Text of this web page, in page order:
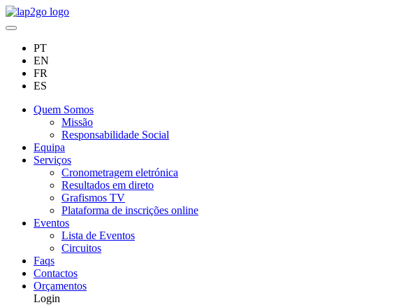
PT
EN
FR
ES
Quem Somos
Missão
Responsabilidade Social
Equipa
Serviços
Cronometragem eletrónica
Resultados em direto
Grafismos TV
Plataforma de inscrições online
Eventos
Lista de Eventos
Circuitos
Faqs
Contactos
Orçamentos
Login